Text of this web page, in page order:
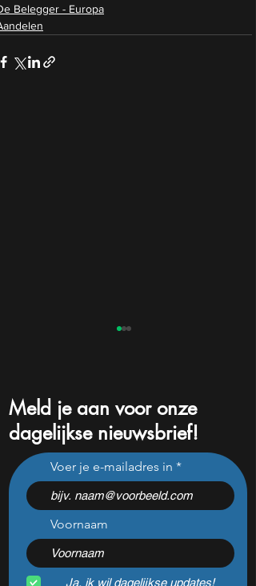
Belegger - Europa
Pharming onderuit na
flinke tegenvallers: wat te
doen met het aandeel?
Meld je aan voor onze
dagelijkse nieuwsbrief!
Voer je e-mailadres in
Voornaam
Ja, ik wil dagelijkse updates!